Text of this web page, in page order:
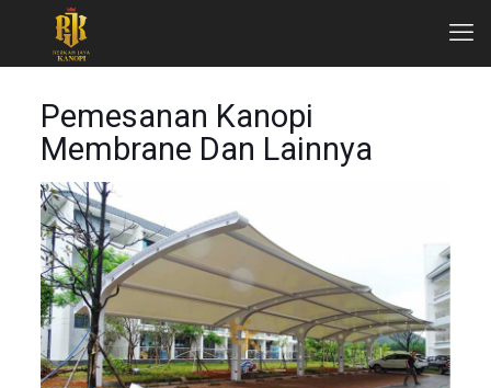
Pemesanan Kanopi
Membrane Dan Lainnya